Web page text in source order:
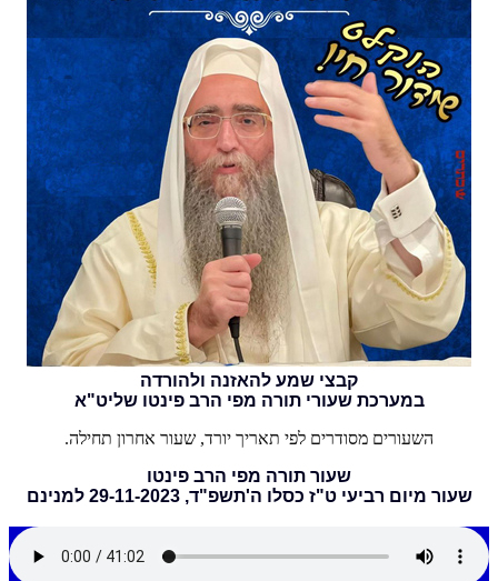
קבצי שמע להאזנה ולהורדה
במערכת שעורי תורה מפי הרב פינטו שליט"א
השעורים מסודרים לפי תאריך יורד, שעור אחרון תחילה.
שעור תורה מפי הרב פינטו
שעור מיום רביעי ט"ז כסלו ה'תשפ"ד, 29-11-2023 למנינם